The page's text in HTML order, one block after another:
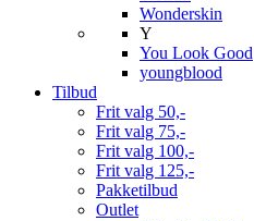
Wonderskin
Y
You Look Good
youngblood
Tilbud
Frit valg 50,-
Frit valg 75,-
Frit valg 100,-
Frit valg 125,-
Pakketilbud
Outlet